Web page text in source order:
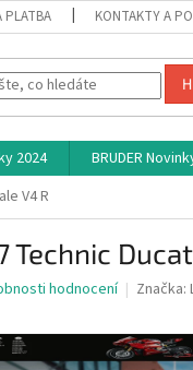
PLATBA KONTAKTY A
2024 BRUDER
V4 R
Technic
hodnocení Značka: